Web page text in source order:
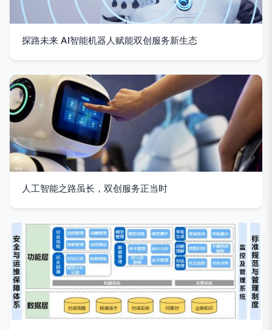
探路未来 AI智能机器人赋能双创服务新生态
人工智能之路虽长，双创服务正当时